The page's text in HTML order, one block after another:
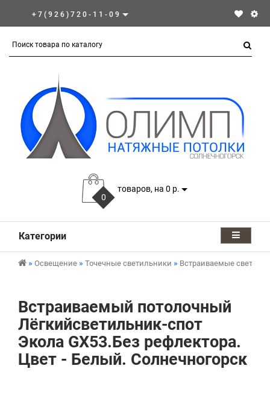
+7(926)720-11-09
0
товаров, на 0 р.
Категории
Освещение Точечные светильники Встраиваемые
Встраиваемый потолочный
Лёгкийсветильник-спот
Экола GX53.Без рефлектора.
Цвет - Белый. Солнечногорск